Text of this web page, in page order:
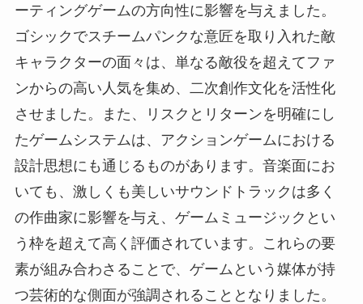
ーティングゲームの方向性に影響を与えました。
ゴシックでスチームパンクな意匠を取り入れた敵
キャラクターの面々は、単なる敵役を超えてファ
ンからの高い人気を集め、二次創作文化を活性化
させました。また、リスクとリターンを明確にし
たゲームシステムは、アクションゲームにおける
設計思想にも通じるものがあります。音楽面にお
いても、激しくも美しいサウンドトラックは多く
の作曲家に影響を与え、ゲームミュージックとい
う枠を超えて高く評価されています。これらの要
素が組み合わさることで、ゲームという媒体が持
つ芸術的な側面が強調されることとなりました。